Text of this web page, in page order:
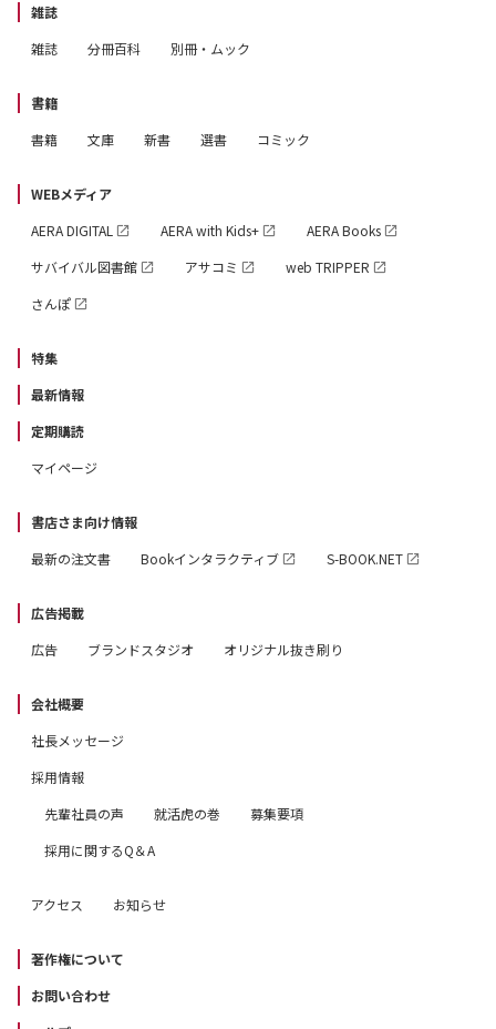
雑誌
雑誌
分冊百科 別冊・ムック
書籍
書籍
文庫 新書 選書 コミック
WEBメディア
AERA DIGITAL
AERA with Kids+
AERA Books
サバイバル図書館
アサコミ
web TRIPPER
さんぽ
特集
最新情報
定期購読
マイページ
書店さま向け情報
最新の注文書
Bookインタラクティブ S-BOOK.NET
広告掲載
広告
ブランドスタジオ オリジナル抜き刷り
会社概要
社長メッセージ
採用情報
先輩社員の声
就活虎の巻
募集要項
採用に関するQ＆A
アクセス お知らせ
著作権について
お問い合わせ